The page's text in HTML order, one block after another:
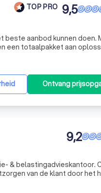
TOP PRO 9,5
beste aanbod kunnen doen.
een totaalpakket aan
Ontvang
9,2
Onze
van de klant door het
een helder begrijpelijk